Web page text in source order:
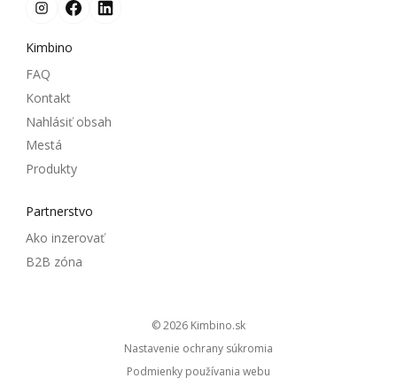
Kimbino
FAQ
Kontakt
Nahlásiť obsah
Mestá
Produkty
Partnerstvo
Ako inzerovať
B2B zóna
© 2026
kimbino.sk
Nastavenie ochrany súkromia
Podmienky používania webu